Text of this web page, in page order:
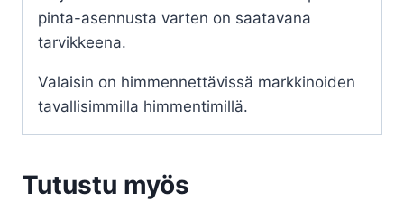
pinta-asennusta varten on saatavana
tarvikkeena.
Valaisin on himmennettävissä markkinoiden
tavallisimmilla himmentimillä.
Tutustu myös